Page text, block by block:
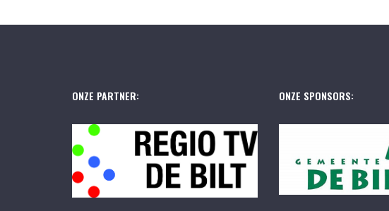
ONZE PARTNER: ONZE SPONSORS: